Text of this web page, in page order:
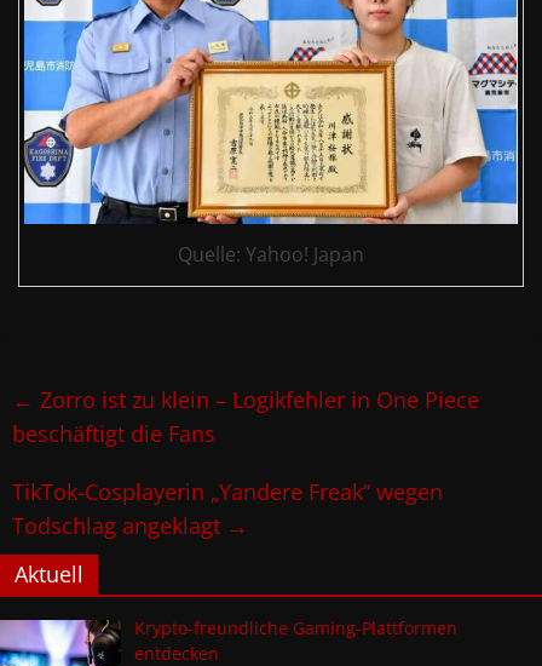
Quelle: Yahoo! Japan
← Zorro ist zu klein – Logikfehler in One Piece
beschäftigt die Fans
TikTok-Cosplayerin „Yandere Freak“ wegen
Todschlag angeklagt →
Aktuell
Krypto-freundliche Gaming-Plattformen
entdecken